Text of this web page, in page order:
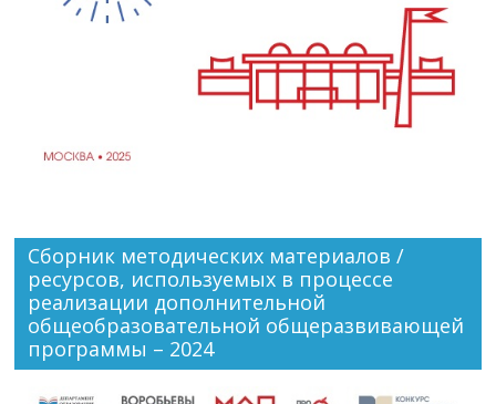
Сборник методических материалов /
ресурсов, используемых в процессе
реализации дополнительной
общеобразовательной общеразвивающей
программы – 2024